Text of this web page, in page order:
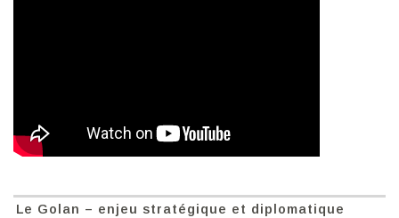
Le Golan – enjeu stratégique et diplomatique